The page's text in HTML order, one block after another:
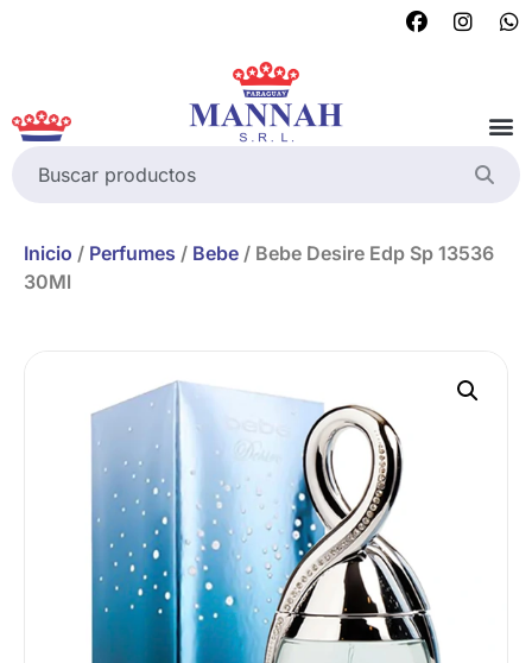
Inicio / Perfumes / Bebe / Bebe Desire Edp Sp 13536
30Ml